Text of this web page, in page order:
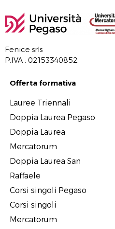
Fenice srls
P.IVA : 02153340852
Offerta formativa
Lauree Triennali
Doppia Laurea Pegaso
Doppia Laurea
Mercatorum
Doppia Laurea San
Raffaele
Corsi singoli Pegaso
Corsi singoli
Mercatorum